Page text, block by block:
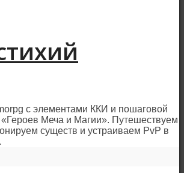
с элементами ККИ и пошаговой
«Героев Меча и Магии». Путешествуем
существ и устраиваем PvP в